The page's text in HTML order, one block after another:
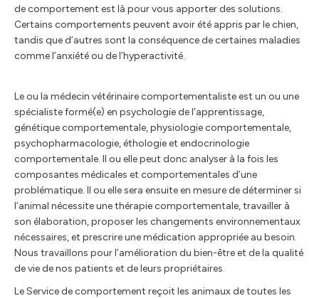
de comportement est là pour vous apporter des solutions.
Certains comportements peuvent avoir été appris par le chien,
tandis que d’autres sont la conséquence de certaines maladies
comme l’anxiété ou de l’hyperactivité.
Le ou la médecin vétérinaire comportementaliste est un ou une
spécialiste formé(e) en psychologie de l’apprentissage,
génétique comportementale, physiologie comportementale,
psychopharmacologie, éthologie et endocrinologie
comportementale. Il ou elle peut donc analyser à la fois les
composantes médicales et comportementales d’une
problématique. Il ou elle sera ensuite en mesure de déterminer si
l’animal nécessite une thérapie comportementale, travailler à
son élaboration, proposer les changements environnementaux
nécessaires, et prescrire une médication appropriée au besoin.
Nous travaillons pour l’amélioration du bien-être et de la qualité
de vie de nos patients et de leurs propriétaires.
Le Service de comportement reçoit les animaux de toutes les